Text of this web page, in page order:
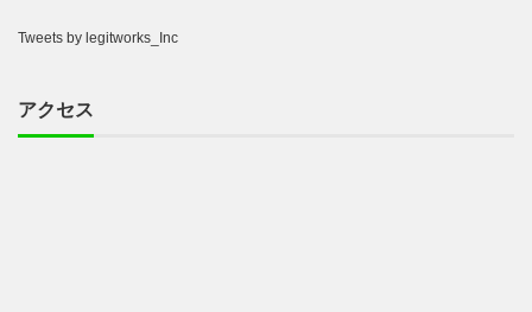
Tweets by legitworks_Inc
アクセス